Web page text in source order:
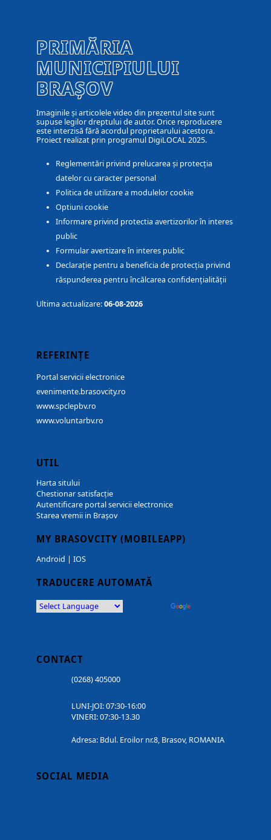
PRIMĂRIA
MUNICIPIULUI
BRAȘOV
Imaginile și articolele video din prezentul site sunt
supuse legilor dreptului de autor. Orice reproducere
este interzisă fără acordul proprietarului acestora.
Proiect realizat prin programul DigiLOCAL 2025.
Reglementări privind prelucarea și protecția
datelor cu caracter personal
Politica de utilizare a modulelor cookie
Optiuni cookie
Informare privind protectia avertizorilor în interes
public
Formular avertizare în interes public
Declarație pentru a beneficia de protecția privind
răspunderea pentru încălcarea confidențialității
Ultima actualizare:06-08-2026
REFERINȚE
Portal servicii electronice
evenimente.brasovcity.ro
www.spclepbv.ro
www.voluntarbv.ro
UTIL
Harta sitului
Chestionar satisfacție
Autentificare portal servicii electronice
Starea vremii in Brașov
MY BRASOVCITY (MOBILEAPP)
Android | IOS
TRADUCERE AUTOMATĂ
CONTACT
(0268) 405000
LUNI-JOI: 07:30-16:00
VINERI: 07:30-13.30
Adresa: Bdul. Eroilor nr.8, Brasov, ROMANIA
SOCIAL MEDIA